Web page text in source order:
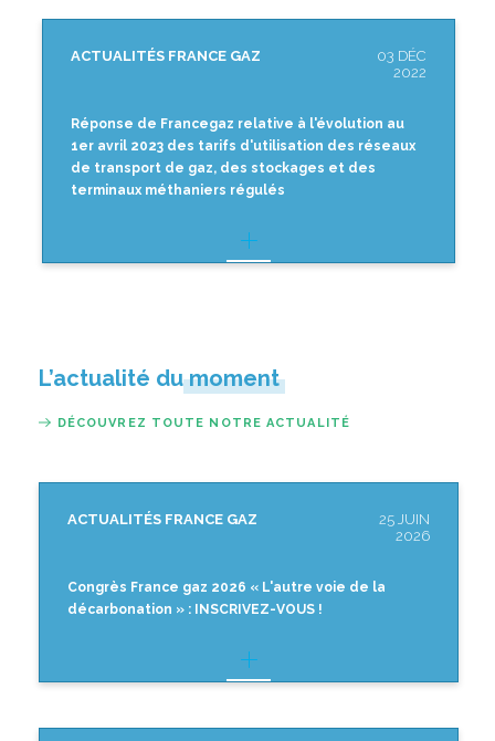
ACTUALITÉS FRANCE GAZ
03 DÉC
2022
Réponse de Francegaz relative à l'évolution au
1er avril 2023 des tarifs d'utilisation des réseaux
de transport de gaz, des stockages et des
terminaux méthaniers régulés
L’actualité du moment
DÉCOUVREZ TOUTE NOTRE ACTUALITÉ
ACTUALITÉS FRANCE GAZ
25 JUIN
2026
Congrès France gaz 2026 « L'autre voie de la
décarbonation » : INSCRIVEZ-VOUS !